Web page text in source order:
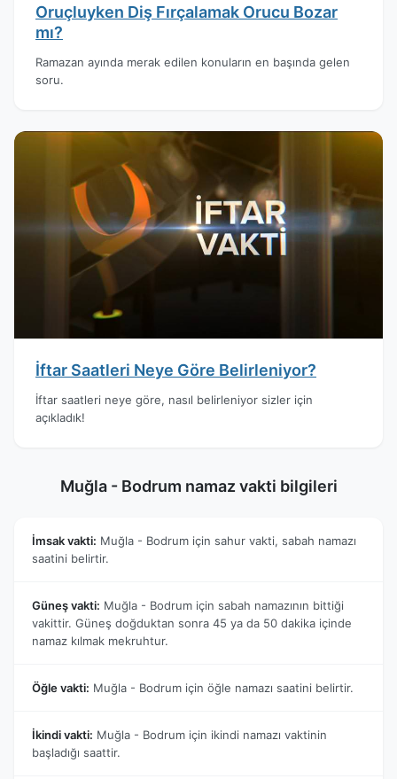
Oruçluyken Diş Fırçalamak Orucu Bozar
mı?
Ramazan ayında merak edilen konuların en başında gelen
soru.
İftar Saatleri Neye Göre Belirleniyor?
İftar saatleri neye göre, nasıl belirleniyor sizler için
açıkladık!
Muğla - Bodrum namaz vakti bilgileri
İmsak vakti: Muğla - Bodrum için sahur vakti, sabah namazı
saatini belirtir.
Güneş vakti: Muğla - Bodrum için sabah namazının bittiği
vakittir. Güneş doğduktan sonra 45 ya da 50 dakika içinde
namaz kılmak mekruhtur.
Öğle vakti: Muğla - Bodrum için öğle namazı saatini belirtir.
İkindi vakti: Muğla - Bodrum için ikindi namazı vaktinin
başladığı saattir.